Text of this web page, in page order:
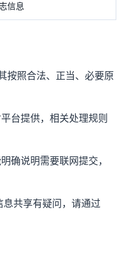
信息
按照合法、正当、必要原
台提供，相关处理规则
确说明需要联网提交，
共享有疑问，请通过